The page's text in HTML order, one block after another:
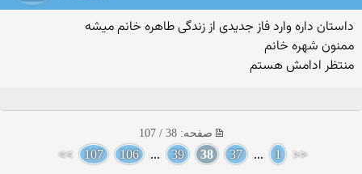
داستان داره وارد فاز جدیدی از زندگی طاهره خانم میشه
ممنون شهره خانم
منتظر ادامش هستم
صفحه: 38 / 107
<<
1
...
37
38
39
...
106
107
>>